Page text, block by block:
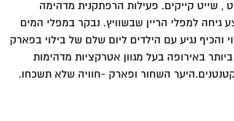
, שייט קייקים. פעילות הרפתקנית מדהימה
למפלי הריין שבשוויץ. נבקר במפלי המים
והכיף נגיע עם הילדים ליום שלם של בילוי בפארק
באירופה בעל מגוון אטרקציות מדהימות
השחור ופארק -חוויה שלא תשכחו.